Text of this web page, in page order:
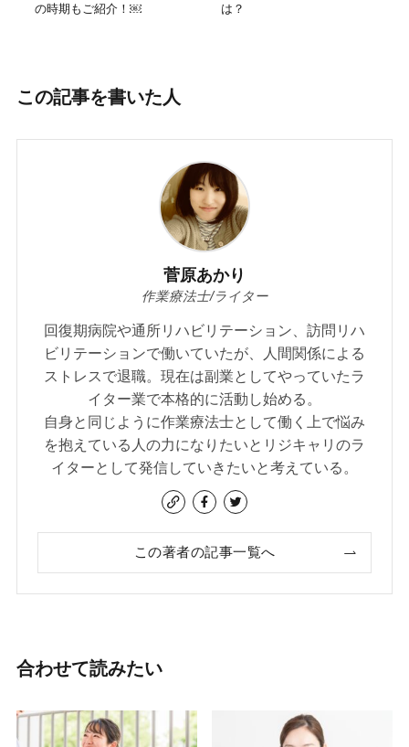
の時期もご紹介！￼
は？
この記事を書いた人
菅原あかり
作業療法士/ライター
回復期病院や通所リハビリテーション、訪問リハ
ビリテーションで働いていたが、人間関係による
ストレスで退職。現在は副業としてやっていたラ
イター業で本格的に活動し始める。
自身と同じように作業療法士として働く上で悩み
を抱えている人の力になりたいとリジキャリのラ
イターとして発信していきたいと考えている。
この著者の記事一覧へ
合わせて読みたい